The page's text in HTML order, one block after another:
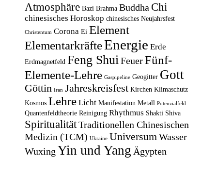
Atmosphäre Bazi Brahma Buddha Chi
chinesisches Horoskop chinesisches Neujahrsfest
Christentum Corona Ei Element
ElementarkräfteEnergie Erde
Erdmagnetfeld Feng Shui Feuer Fünf-
Elemente-Lehre Gaspipeline Geogitter Gott
Göttin Iran Jahreskreisfest Kirchen Klimaschutz
Kosmos Lehre Licht Manifestation Metall Potenzialfeld
Quantenfeldtheorie Reinigung Rhythmus Shakti Shiva
Spiritualität Traditionellen Chinesischen
Medizin (TCM) Ukraine Universum Wasser
Wuxing Yin und Yang Ägypten